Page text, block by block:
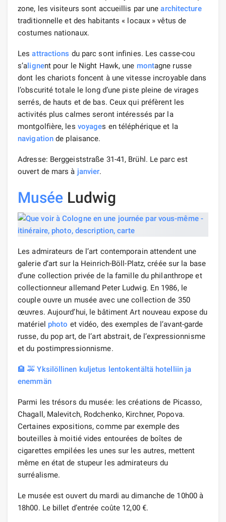
zone, les visiteurs sont accueillis par unearchitecture
traditionnelle et des habitants « locaux » vêtus de
costumes nationaux.
Lesattractions du parc sont infinies. Les casse-cou
s’alignent pour le Night Hawk, une montagne russe
dont les chariots foncent à une vitesse incroyable dans
l’obscurité totale le long d’une piste pleine de virages
serrés, de hauts et de bas. Ceux qui préfèrent les
activités plus calmes seront intéressés par la
montgolfière, les voyages en téléphérique et la
navigation de plaisance.
Adresse: Berggeiststraße 31-41, Brühl. Le parc est
ouvert de mars à janvier.
Musée Ludwig
Les admirateurs de l’art contemporain attendent une
galerie d’art sur la Heinrich-Böll-Platz, créée sur la base
d’une collection privée de la famille du philanthrope et
collectionneur allemand Peter Ludwig. En 1986, le
couple ouvre un musée avec une collection de 350
œuvres. Aujourd’hui, le bâtiment Art nouveau expose du
matériel photo et vidéo, des exemples de l’avant-garde
russe, du pop art, de l’art abstrait, de l’expressionnisme
et du postimpressionnisme.
🏨 🚕 Yksilöllinen kuljetus lentokentältä hotelliin ja
enemmän
Parmi les trésors du musée: les créations de Picasso,
Chagall, Malevitch, Rodchenko, Kirchner, Popova.
Certaines expositions, comme par exemple des
bouteilles à moitié vides entourées de boîtes de
cigarettes empilées les unes sur les autres, mettent
même en état de stupeur les admirateurs du
surréalisme.
Le musée est ouvert du mardi au dimanche de 10h00 à
18h00. Le billet d’entrée coûte 12,00 €.